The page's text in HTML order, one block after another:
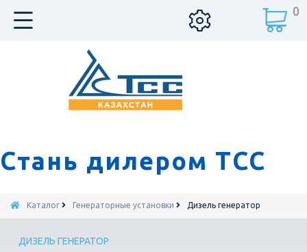
Стань дилером ТСС
0
Каталог Генераторные установки Дизель генератор
ДИЗЕЛЬ ГЕНЕРАТОР